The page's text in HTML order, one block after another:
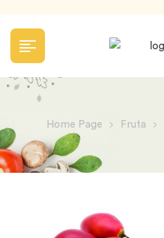
Home Page Fruta